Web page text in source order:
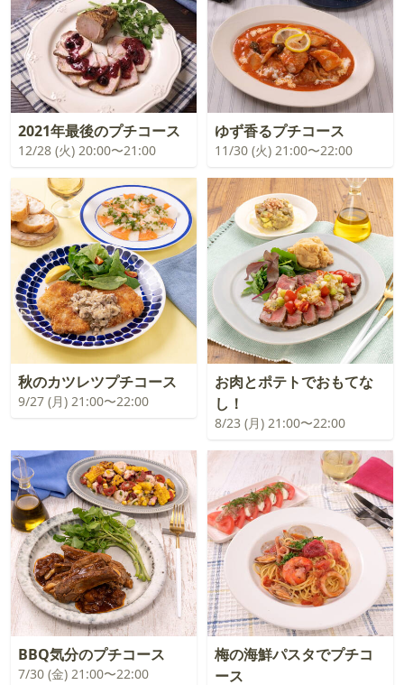
2021年最後のプチコース
12/28 (火) 20:00〜21:00
ゆず香るプチコース
11/30 (火) 21:00〜22:00
秋のカツレツプチコース
9/27 (月) 21:00〜22:00
お肉とポテトでおもてな
し！
8/23 (月) 21:00〜22:00
BBQ気分のプチコース
7/30 (金) 21:00〜22:00
梅の海鮮パスタでプチコ
ース